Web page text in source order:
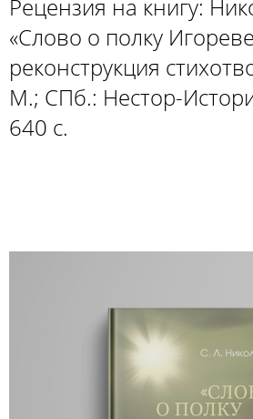
Рецензия на книгу:
«Слово о полку
реконструкция
М.; СПб.: Нестор-
640 с.